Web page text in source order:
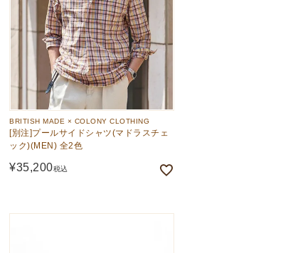
BRITISH MADE × COLONY CLOTHING
[別注]プールサイドシャツ(マドラスチェ
ック)(MEN) 全2色
¥35,200税込